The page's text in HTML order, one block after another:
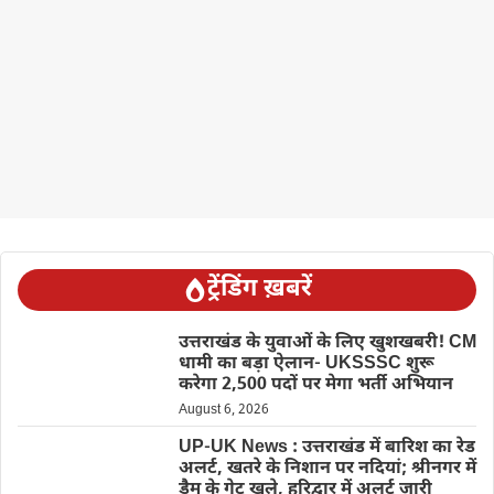
ट्रेंडिंग ख़बरें
उत्तराखंड के युवाओं के लिए खुशखबरी! CM
धामी का बड़ा ऐलान- UKSSSC शुरू
करेगा 2,500 पदों पर मेगा भर्ती अभियान
August 6, 2026
UP-UK News : उत्तराखंड में बारिश का रेड
अलर्ट, खतरे के निशान पर नदियां; श्रीनगर में